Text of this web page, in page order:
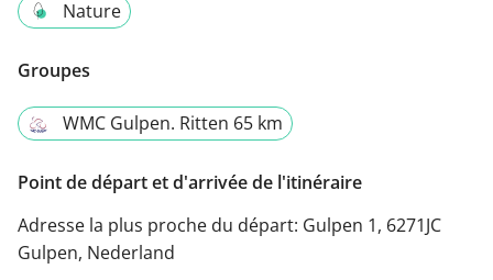
Nature
Groupes
WMC Gulpen. Ritten 65 km
Point de départ et d'arrivée de l'itinéraire
Adresse la plus proche du départ: Gulpen 1, 6271JC
Gulpen, Nederland